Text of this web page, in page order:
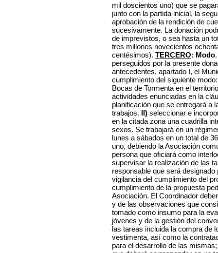
mil doscientos uno) que se
junto con la partida inicial, la
aprobación de la rendición de
sucesivamente. La donación
de imprevistos, o sea hasta un
tres millones novecientos
centésimos). TERCERO: Modo
perseguidos por la presente
antecedentes, apartado I, el
cumplimiento del siguiente modo:
Bocas de Tormenta en el
actividades enunciadas en la
planificación que se entregará a
trabajos. II) seleccionar e
en la citada zona una cuadrilla
sexos. Se trabajará en un
lunes a sábados en un total de
uno, debiendo la Asociación
persona que oficiará como
supervisar la realización de las
responsable que será
vigilancia del cumplimiento del
cumplimiento de la propuesta
Asociación. El Coordinador
y de las observaciones que
tomado como insumo para la
jóvenes y de la gestión del
las tareas incluida la compra de
vestimenta, así como la
para el desarrollo de las